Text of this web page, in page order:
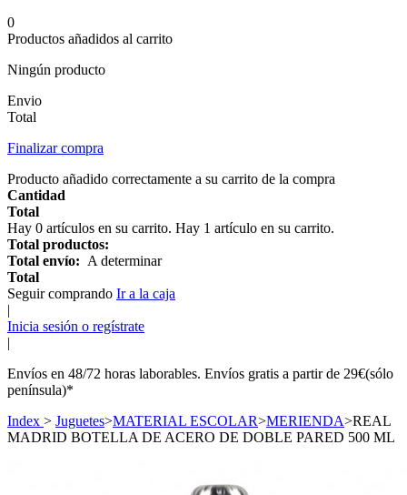
0
Productos añadidos al carrito
Ningún producto
Envio
Total
Finalizar compra
Producto añadido correctamente a su carrito de la compra
Cantidad
Total
Hay 0 artículos en su carrito. Hay 1 artículo en su carrito.
Total productos:
Total envío: A determinar
Total
Seguir comprando Ir a la caja
|
Inicia sesión o regístrate
|
Envíos en 48/72 horas laborables. Envíos gratis a partir de 29€(sólo
península)*
Index > Juguetes>MATERIAL ESCOLAR>MERIENDA>REAL
MADRID BOTELLA DE ACERO DE DOBLE PARED 500 ML